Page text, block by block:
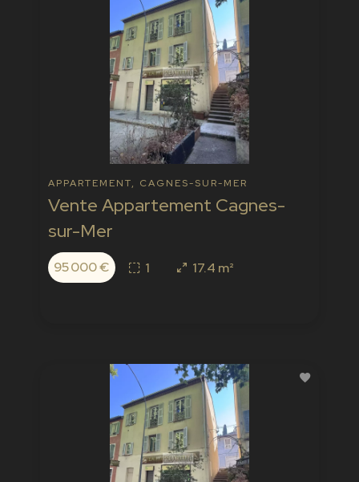
APPARTEMENT, CAGNES-SUR-MER
Vente Appartement Cagnes-
sur-Mer
95 000 € 1 17.4 m²